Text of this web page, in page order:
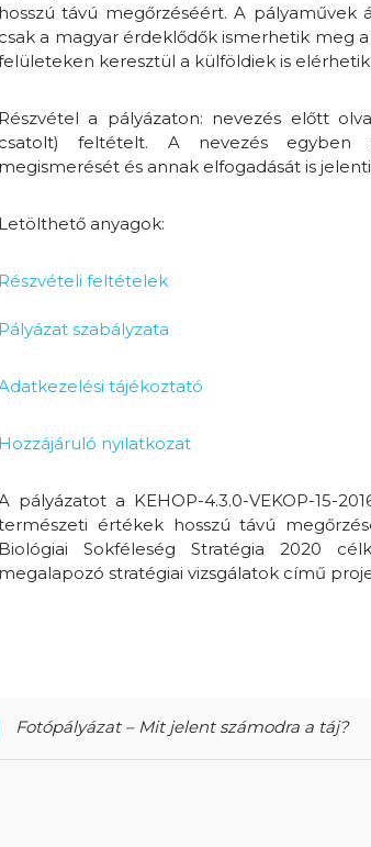
hosszú távú megőrzéséért. A pályaművek
csak a magyar érdeklődők ismerhetik meg
keresztül a külföldiek is elérhetik.
Részvétel a pályázaton: nevezés előtt
csatolt) feltételt. A nevezés egyben
megismerését és annak elfogadását is
Letölthető anyagok:
Részvételi feltételek
Pályázat szabályzata
tájékoztató
Hozzájáruló nyilatkozat
pályázatot a KEHOP-4.3.0-VEKOP-15-
értékek hosszú távú
Biológiai Sokféleség Stratégia 2020
megalapozó stratégiai vizsgálatok című
Fotópályázat – Mit jelent számodra a táj?